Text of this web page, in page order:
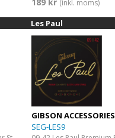
(inkl. moms)
Les Paul
GIBSON ACCESSORIES
SEG-LES9